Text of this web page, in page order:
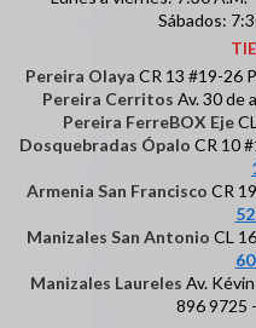
Sábados:
Pereira Olaya CR 13 #19-26
Pereira Cerritos Av. 30 de
Pereira FerreBOX Eje
Dosquebradas Ópalo CR 10
Armenia San Francisco CR
Manizales San Antonio CL
Manizales Laureles Av.
896 9725 -